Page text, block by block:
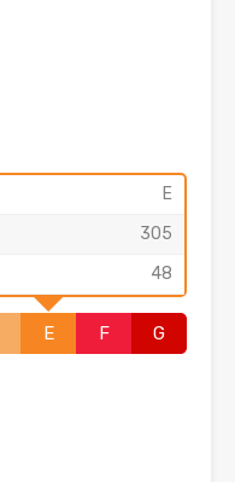
E
305
48
E F G